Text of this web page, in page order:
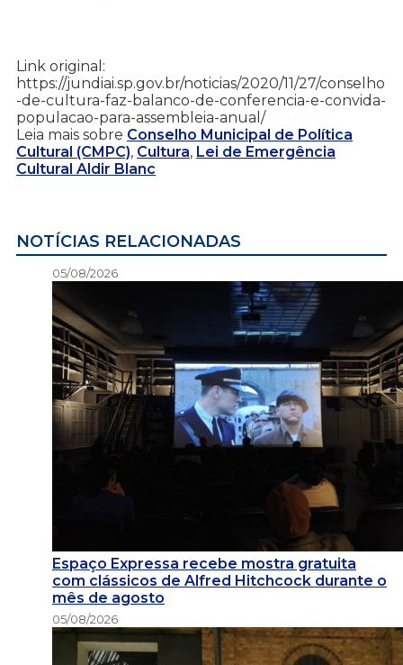
Link original:
https://jundiai.sp.gov.br/noticias/2020/11/27/conselho
-de-cultura-faz-balanco-de-conferencia-e-convida-
populacao-para-assembleia-anual/
Leia mais sobre Conselho Municipal de Política
Cultural (CMPC), Cultura, Lei de Emergência
Cultural Aldir Blanc
NOTÍCIAS RELACIONADAS
05/08/2026
Espaço Expressa recebe mostra gratuita
com clássicos de Alfred Hitchcock durante o
mês de agosto
05/08/2026